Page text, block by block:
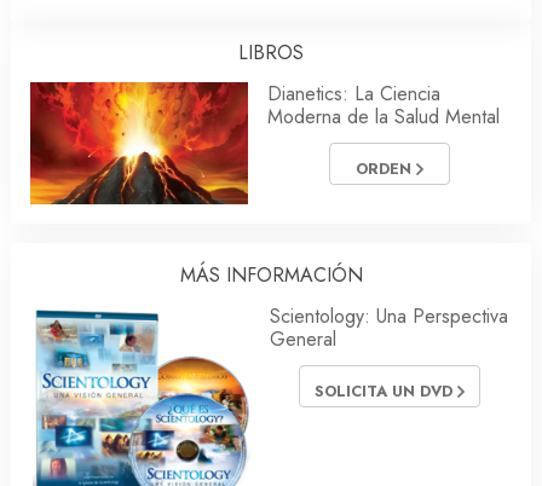
LIBROS
Dianetics: La Ciencia
Moderna de la Salud Mental
ORDEN
MÁS INFORMACIÓN
Scientology: Una Perspectiva
General
SOLICITA UN DVD